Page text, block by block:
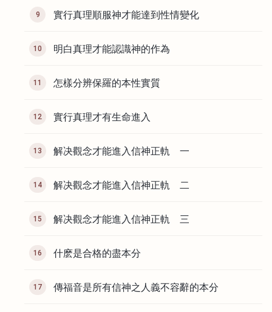
9 實行真理順服神才能達到性情變化
10 明白真理才能認識神的作為
11 怎樣分辨保羅的本性實質
12 實行真理才有生命進入
13 解决觀念才能進入信神正軌 一
14 解决觀念才能進入信神正軌 二
15 解决觀念才能進入信神正軌 三
16 什麽是合格的盡本分
17 傳福音是所有信神之人義不容辭的本分